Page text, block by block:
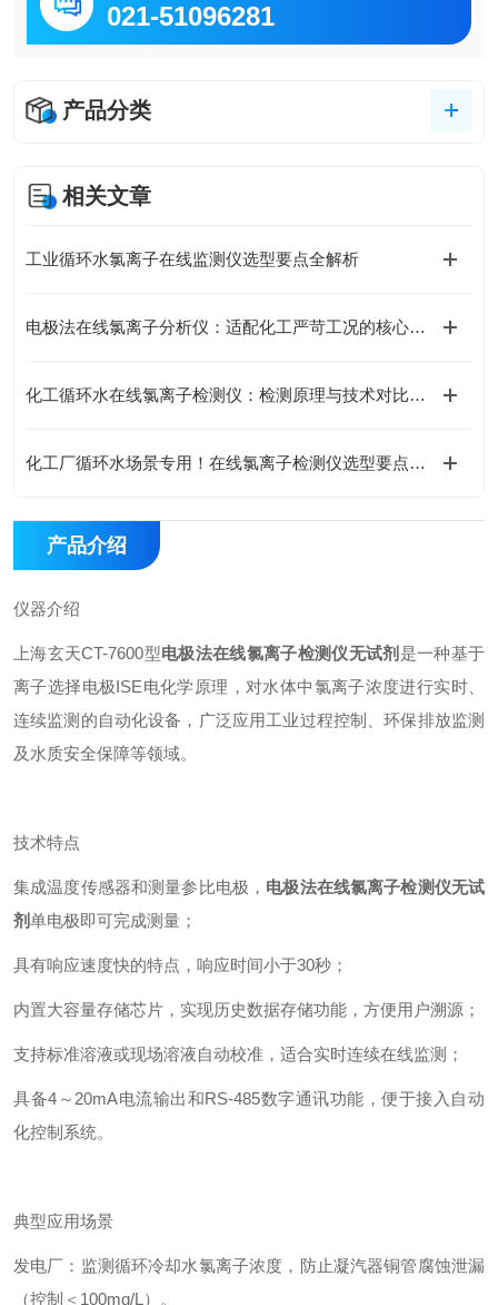
021-51096281
产品分类
相关文章
工业循环水氯离子在线监测仪选型要点全解析
电极法在线氯离子分析仪：适配化工严苛工况的核心优势
化工循环水在线氯离子检测仪：检测原理与技术对比分析
化工厂循环水场景专用！在线氯离子检测仪选型要点与参数解读
产品介绍
仪器介绍
上海玄天CT-7600型电极法在线氯离子检测仪无试剂 是一种基于
离子选择电极ISE电化学原理，对水体中氯离子浓度进行实时、
连续监测的自动化设备，广泛应用工业过程控制、环保排放监测
及水质安全保障等领域。
技术特点
集成温度传感器和测量参比电极， 电极法在线氯离子检测仪无试
剂单电极即可完成测量；
具有响应速度快的特点，响应时间小于30秒；
内置大容量存储芯片，实现历史数据存储功能，方便用户溯源；
支持标准溶液或现场溶液自动校准，适合实时连续在线监测；
具备4～20mA电流输出和RS-485数字通讯功能，便于接入自动
化控制系统。
典型应用场景
发电厂：监测循环冷却水氯离子浓度，防止凝汽器铜管腐蚀泄漏
（控制＜100mg/L）。